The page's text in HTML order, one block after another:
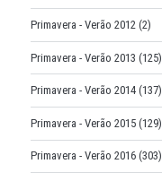
Primavera - Verão 2012 (2)
Primavera - Verão 2013 (125)
Primavera - Verão 2014 (137)
Primavera - Verão 2015 (129)
Primavera - Verão 2016 (303)